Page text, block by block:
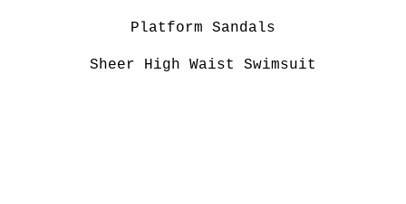
Platform Sandals
Sheer High Waist Swimsuit